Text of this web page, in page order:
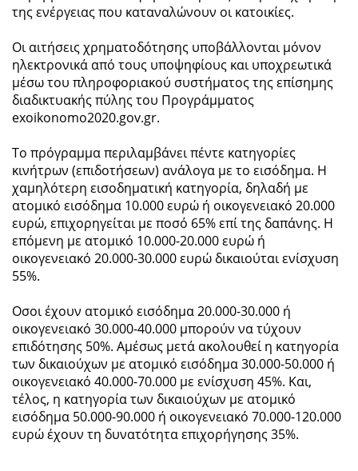
της ενέργειας που καταναλώνουν οι κατοικίες.
Οι αιτήσεις χρηματοδότησης υποβάλλονται μόνον
ηλεκτρονικά από τους υποψηφίους και υποχρεωτικά
μέσω του πληροφοριακού συστήματος της επίσημης
διαδικτυακής πύλης του Προγράμματος
exoikonomo2020.gov.gr.
Το πρόγραμμα περιλαμβάνει πέντε κατηγορίες
κινήτρων (επιδοτήσεων) ανάλογα με το εισόδημα. Η
χαμηλότερη εισοδηματική κατηγορία, δηλαδή με
ατομικό εισόδημα 10.000 ευρώ ή οικογενειακό 20.000
ευρώ, επιχορηγείται με ποσό 65% επί της δαπάνης. Η
επόμενη με ατομικό 10.000-20.000 ευρώ ή
οικογενειακό 20.000-30.000 ευρώ δικαιούται ενίσχυση
55%.
Οσοι έχουν ατομικό εισόδημα 20.000-30.000 ή
οικογενειακό 30.000-40.000 μπορούν να τύχουν
επιδότησης 50%. Αμέσως μετά ακολουθεί η κατηγορία
των δικαιούχων με ατομικό εισόδημα 30.000-50.000 ή
οικογενειακό 40.000-70.000 με ενίσχυση 45%. Και,
τέλος, η κατηγορία των δικαιούχων με ατομικό
εισόδημα 50.000-90.000 ή οικογενειακό 70.000-120.000
ευρώ έχουν τη δυνατότητα επιχορήγησης 35%.